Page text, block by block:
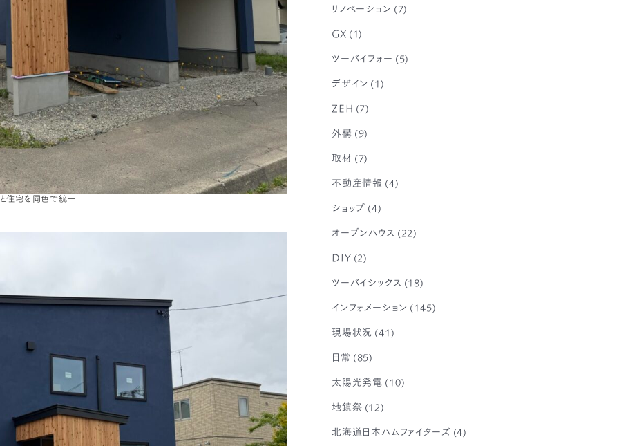
住宅を同色で統一
リノベーション (7)
GX (1)
ツーバイフォー (5)
デザイン (1)
ZEH (7)
外構 (9)
取材 (7)
不動産情報 (4)
ショップ (4)
オープンハウス (22)
DIY (2)
ツーバイシックス (18)
インフォメーション (145)
現場状況 (41)
日常 (85)
太陽光発電 (10)
地鎮祭 (12)
北海道日本ハムファイターズ (4)